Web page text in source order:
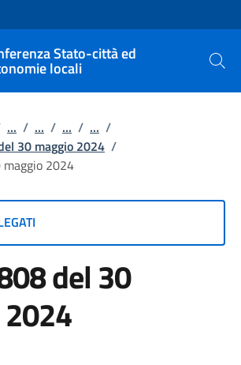
sito
Stato-città ed
locali Cerca
... / ... / ... / ... /
30 maggio 2024 /
2024
del 30